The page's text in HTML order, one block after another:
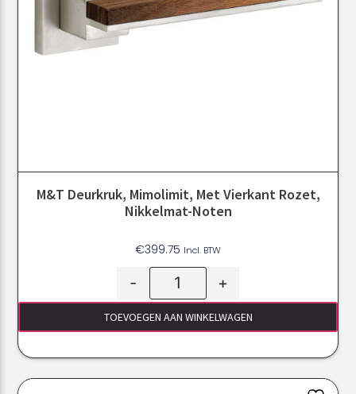
M&T Deurkruk, Mimolimit, Met Vierkant Rozet,
Nikkelmat-Noten
€399.75 Incl. BTW
- +
TOEVOEGEN AAN WINKELWAGEN